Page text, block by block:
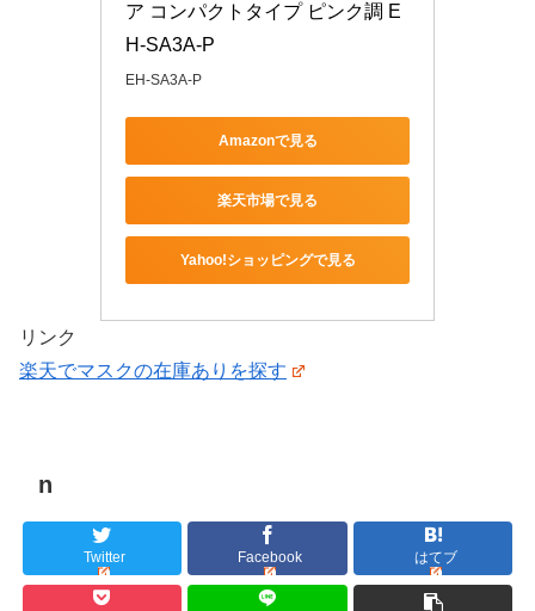
ア コンパクトタイプ ピンク調 E
H-SA3A-P
EH-SA3A-P
Amazonで見る
楽天市場で見る
Yahoo!ショッピングで見る
リンク
楽天でマスクの在庫ありを探す
n
Twitter Facebook はてブ